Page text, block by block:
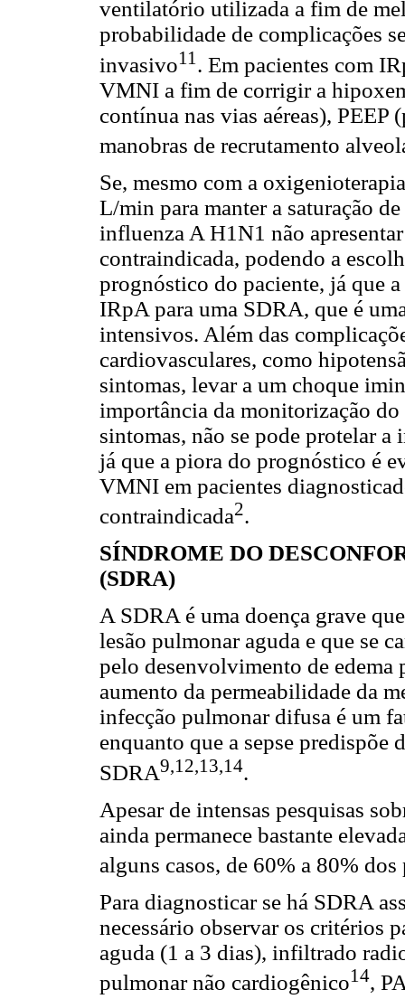
ventilatório utilizada a fim de
probabilidade de complicações
invasivo11 . Em pacientes com
VMNI a fim de corrigir a
contínua nas vias aéreas),
manobras de recrutamento
Se, mesmo com a
L/min para manter a saturação
influenza A H1N1 não
contraindicada, podendo a
prognóstico do paciente, já que
IRpA para uma SDRA, que é
intensivos. Além das
cardiovasculares, como
sintomas, levar a um choque
importância da monitorização
sintomas, não se pode protelar
já que a piora do prognóstico é
VMNI em pacientes
contraindicada2.
SÍNDROME DO
(SDRA)
A SDRA é uma doença grave
lesão pulmonar aguda e que se
pelo desenvolvimento de edema
aumento da permeabilidade da
infecção pulmonar difusa é um
enquanto que a sepse
SDRA9,12,13,14.
Apesar de intensas pesquisas
ainda permanece bastante
alguns casos, de 60% a 80% dos
Para diagnosticar se há SDRA
necessário observar os critérios
aguda (1 a 3 dias), infiltrado
pulmonar não cardiogênico14,